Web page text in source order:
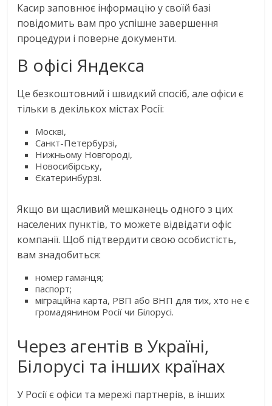
Касир заповнює інформацію у своїй базі
повідомить вам про успішне завершення
процедури і поверне документи.
В офісі Яндекса
Це безкоштовний і швидкий спосіб, але офіси є
тільки в декількох містах Росії:
Москві,
Санкт-Петербурзі,
Нижньому Новгороді,
Новосибірську,
Єкатеринбурзі.
Якщо ви щасливий мешканець одного з цих
населених пунктів, то можете відвідати офіс
компанії. Щоб підтвердити свою особистість,
вам знадобиться:
номер гаманця;
паспорт;
міграційна карта, РВП або ВНП для тих, хто не є
громадянином Росії чи Білорусі.
Через агентів в Україні,
Білорусі та інших країнах
У Росії є офіси та мережі партнерів, в інших